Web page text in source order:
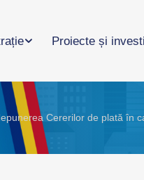
Proiecte și
Cererilor de plată în